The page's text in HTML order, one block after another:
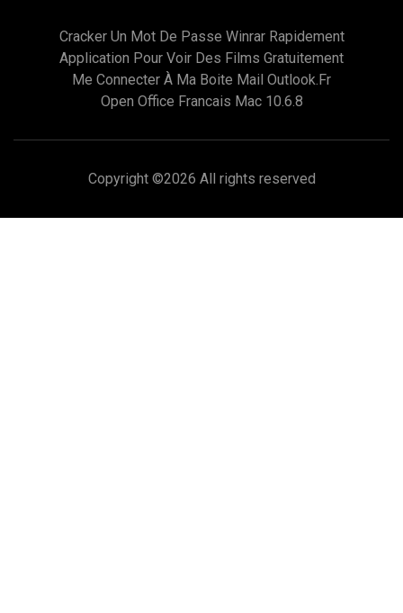
Cracker Un Mot De Passe Winrar Rapidement
Application Pour Voir Des Films Gratuitement
Me Connecter À Ma Boite Mail Outlook.fr
Open Office Francais Mac 10.6.8
Copyright ©2026 All rights reserved